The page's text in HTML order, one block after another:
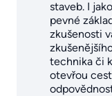
staveb. I
pevné
zkušenosti
technika či
otevřou